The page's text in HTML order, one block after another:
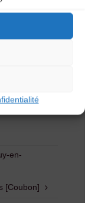
en-
[Coubon]